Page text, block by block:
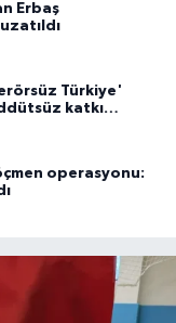
Erbaş
Türkiye'
katkı
operasyonu: